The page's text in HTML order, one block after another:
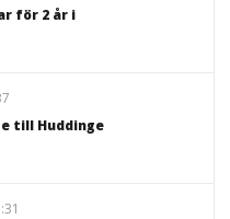
för 2 år i
till Huddinge